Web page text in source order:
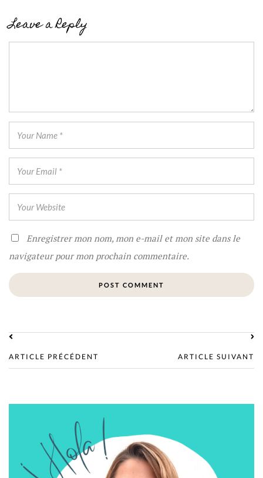
Leave a Reply
Enregistrer mon nom, mon e-mail et mon site dans le
navigateur pour mon prochain commentaire.
ARTICLE PRÉCÉDENT ARTICLE SUIVANT